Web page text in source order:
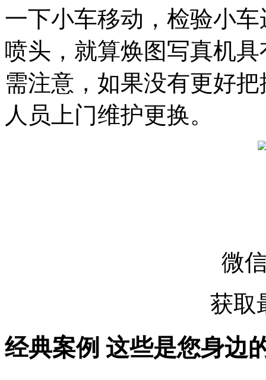
一下小车移动，检验小
喷头，就算焕图写真机
需注意，如果没有更好
人员上门维护更换。
微
获取
经典案例 这些是您身边